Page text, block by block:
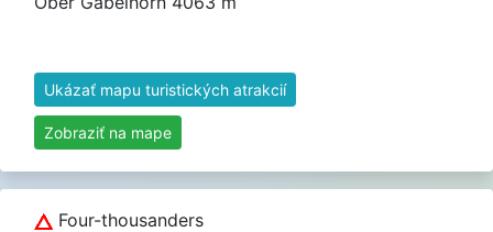
Ukázať mapu turistických atrakcií
Zobraziť na mape
Four-thousanders